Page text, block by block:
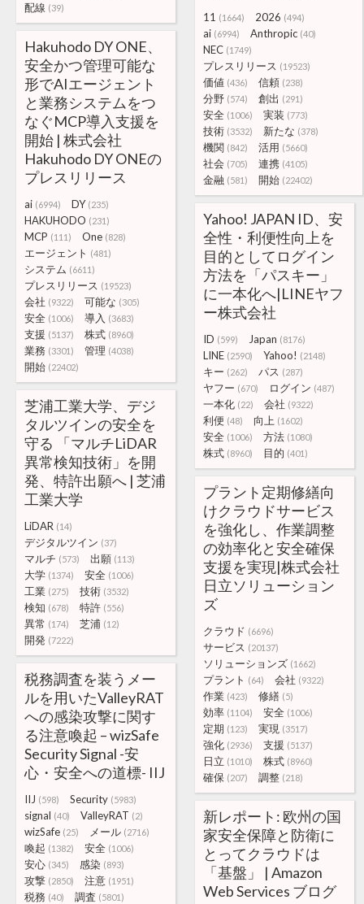
配線 (39)
11 (1664) 2026 (494)
ai (6994) Anthropic (40)
NEC (1749)
プレスリリース (19523)
価値 (436) 信頼 (238)
分野 (574) 創出 (291)
安全 (1006) 実装 (773)
技術 (3532) 新たな (378)
機関 (842) 活用 (5660)
社会 (705) 連携 (4105)
金融 (581) 開始 (22402)
Hakuhodo DY ONE、
安全かつ管理可能な
形でAIエージェント
と業務システムをつ
なぐMCP導入支援を
開始 | 株式会社
Hakuhodo DY ONEの
プレスリリース
ai (6994) DY (235)
HAKUHODO (231)
MCP (111) One (828)
エージェント (481)
システム (6611)
プレスリリース (19523)
会社 (9322) 可能な (305)
安全 (1006) 導入 (3683)
支援 (5137) 株式 (8960)
業務 (3301) 管理 (4038)
開始 (22402)
Yahoo! JAPAN ID、安
全性・利便性向上を
目的としてログイン
方法を「パスキー」
に一本化へ|LINEヤフ
ー株式会社
ID (599) Japan (8176)
LINE (2590) Yahoo! (2148)
キー (262) パス (287)
ヤフー (670) ログイン (487)
一本化 (22) 会社 (9322)
利便 (48) 向上 (1602)
安全 (1006) 方法 (1080)
株式 (8960) 目的 (401)
芝浦工業大学、デジ
タルツインの安全を
守る 「マルチLiDAR
異常検知技術」を開
発、特許出願へ | 芝浦
工業大学
LiDAR (14)
デジタルツイン (37)
マルチ (573) 出願 (113)
大学 (1374) 安全 (1006)
工業 (275) 技術 (3532)
検知 (678) 特許 (556)
異常 (174) 芝浦 (12)
開発 (7222)
プラント定期修繕向
けクラウドサービス
を強化し、作業調整
の効率化と安全確保
支援を実現|株式会社
日立ソリューション
ズ
クラウド (6696)
サービス (20137)
ソリューションズ (1662)
プラント (64) 会社 (9322)
作業 (423) 修繕 (5)
効率 (1104) 安全 (1006)
定期 (123) 実現 (3517)
強化 (2936) 支援 (5137)
日立 (1010) 株式 (8960)
確保 (207) 調整 (218)
税務調査を装うメー
ルを用いたValleyRAT
への感染攻撃に関す
る注意喚起 – wizSafe
Security Signal -安
心・安全への道標- IIJ
IIJ (598) Security (5983)
signal (40) ValleyRAT (2)
wizSafe (25) メール (2716)
喚起 (1382) 安全 (1006)
安心 (345) 感染 (893)
攻撃 (2850) 注意 (1951)
税務 (40) 調査 (5801)
新レポート: 欧州の国
家安全保障と防衛に
とってクラウドは
「基盤」 | Amazon
Web Services ブログ